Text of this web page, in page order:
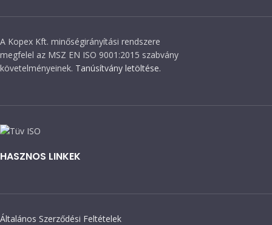
A Kopex Kft. minőségirányítási rendszere
megfelel az MSZ EN ISO 9001:2015 szabvány
követelményeinek. Tanúsítvány letöltése.
HASZNOS LINKEK
Általános Szerződési Feltételek